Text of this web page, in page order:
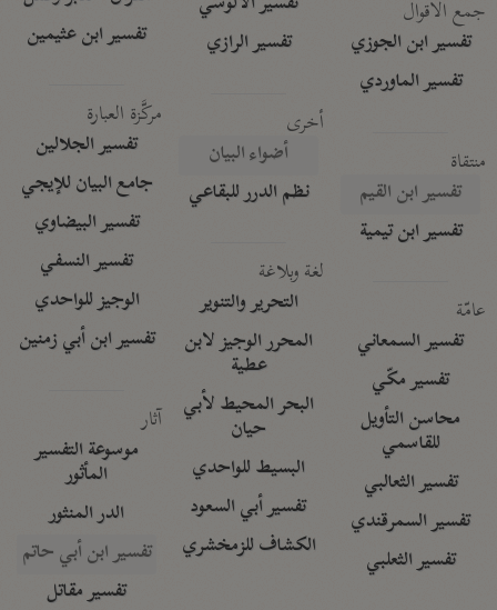
جمع الأقوال
تفسير ابن الجوزي
تفسير الماوردي
منتقاة
تفسير ابن القيم
تفسير ابن تيمية
عامّة
تفسير السمعاني
تفسير مكّي
محاسن التأويل
للقاسمي
تفسير الثعالبي
تفسير السمرقندي
تفسير الثعلبي
تفسير الرازي
أخرى
أضواء البيان
نظم الدرر للبقاعي
لغة وبلاغة
التحرير والتنوير
المحرر الوجيز لابن
عطية
البحر المحيط لأبي
حيان
البسيط للواحدي
تفسير أبي السعود
الكشاف للزمخشري
تفسير ابن عثيمين
مركَّزة العبارة
تفسير الجلالين
جامع البيان للإيجي
تفسير البيضاوي
تفسير النسفي
الوجيز للواحدي
تفسير ابن أبي زمنين
آثار
موسوعة التفسير
المأثور
الدر المنثور
تفسير ابن أبي حاتم
تفسير مقاتل